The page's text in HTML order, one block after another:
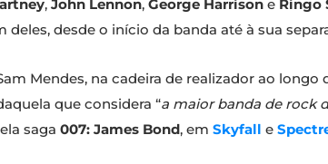
, John Lennon, George Harrison e Ringo
desde o início da banda até à sua
Mendes, na cadeira de realizador ao
que considera “a maior banda de rock
saga 007: James Bond, em Skyfall e